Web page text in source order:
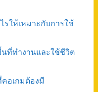
รให้เหมาะกับการใช้
ที่ทำงานและใช้ชีวิต
คอเกมต้องมี